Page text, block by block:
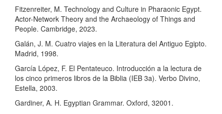
Fitzenreiter, M. Technology and Culture in Pharaonic Egypt.
Actor-Network Theory and the Archaeology of Things and
People. Cambridge, 2023.
Galán, J. M. Cuatro viajes en la Literatura del Antiguo Egipto.
Madrid, 1998.
García López, F. El Pentateuco. Introducción a la lectura de
los cinco primeros libros de la Biblia (IEB 3a). Verbo Divino,
Estella, 2003.
Gardiner, A. H. Egyptian Grammar. Oxford, 32001.